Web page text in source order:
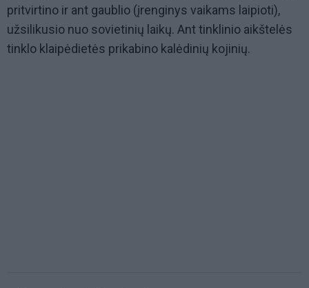
pritvirtino ir ant gaublio (įrenginys vaikams laipioti),
užsilikusio nuo sovietinių laikų. Ant tinklinio aikštelės
tinklo klaipėdietės prikabino kalėdinių kojinių.